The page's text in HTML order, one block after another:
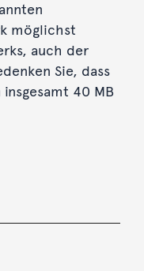
möglichst
auch der
Sie, dass
40 MB